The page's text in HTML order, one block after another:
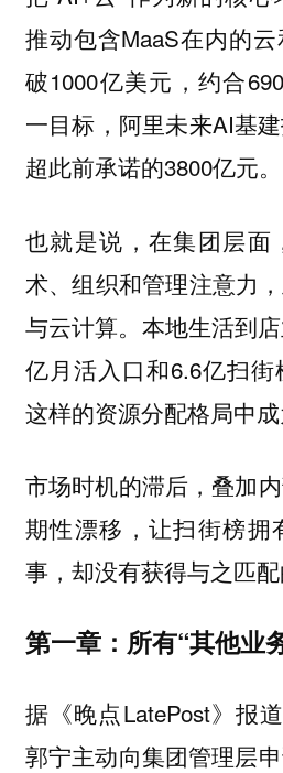
推动包含MaaS在内的
破1000亿美元，约合
一目标，阿里未来AI基
超此前承诺的3800亿元。
也就是说，在集团层面
术、组织和管理注意力
与云计算。本地生活到
亿月活入口和6.6亿扫
这样的资源分配格局中成
市场时机的滞后，叠加
期性漂移，让扫街榜拥
事，却没有获得与之匹配
第一章：所有“其他业
据《晚点LatePost》报
郭宁主动向集团管理层